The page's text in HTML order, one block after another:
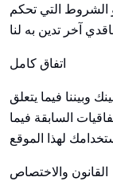
الشروط التي تحكم
اتفاق كامل
وبيننا فيما يتعلق
السابقة فيما
القانون والاختصاص